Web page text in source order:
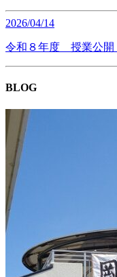
2026/04/14
令和８年度 授業公開
BLOG